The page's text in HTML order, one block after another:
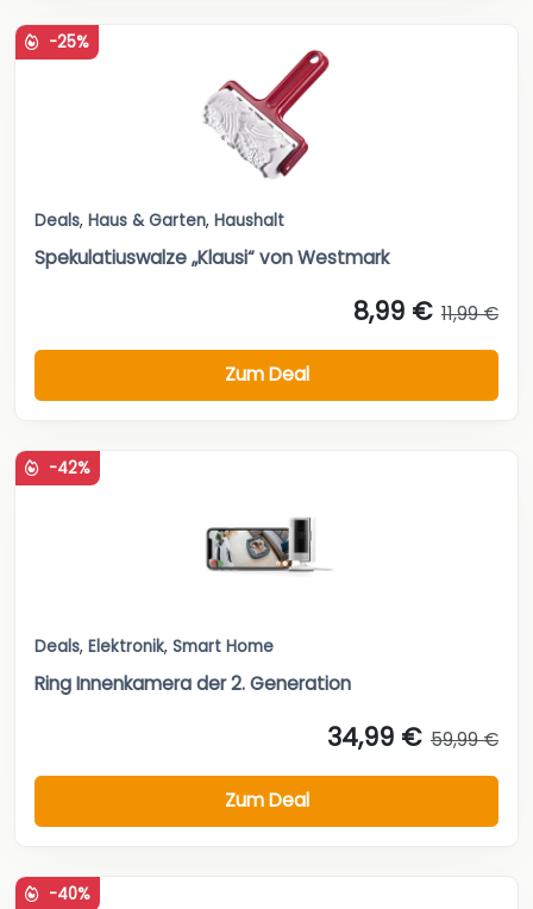
-25%
Deals, Haus & Garten, Haushalt
Spekulatiuswalze „Klausi“ von Westmark
8,99 € 11,99 €
Zum Deal
-42%
Deals, Elektronik, Smart Home
Ring Innenkamera der 2. Generation
34,99 € 59,99 €
Zum Deal
-40%